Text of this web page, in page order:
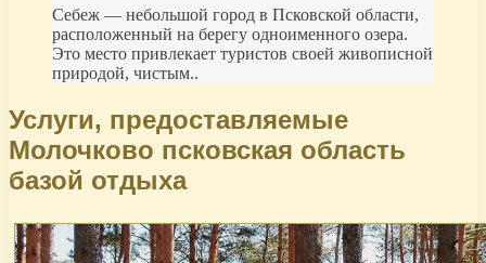
Себеж — небольшой город в Псковской области,
расположенный на берегу одноименного озера.
Это место привлекает туристов своей живописной
природой, чистым..
Услуги, предоставляемые
Молочково псковская область
базой отдыха